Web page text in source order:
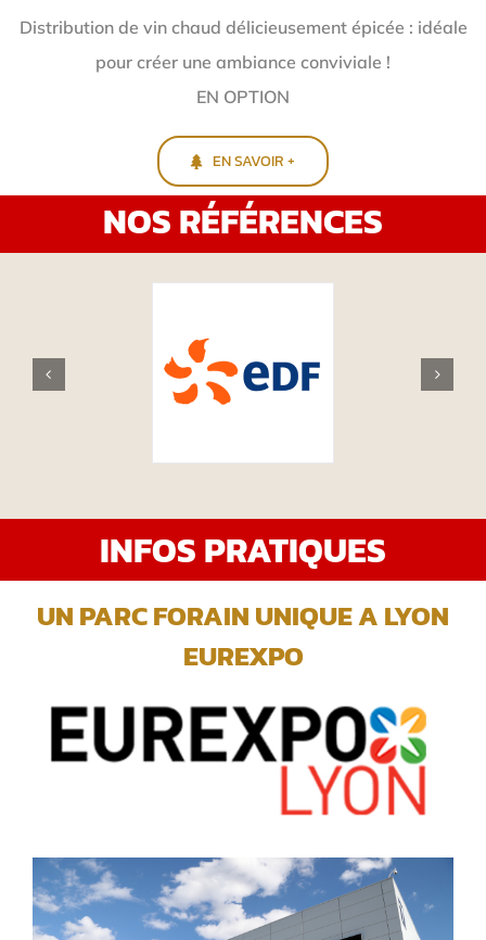
Distribution de vin chaud délicieusement épicée : idéale
pour créer une ambiance conviviale !
EN OPTION
EN SAVOIR +
NOS RÉFÉRENCES
INFOS PRATIQUES
UN PARC FORAIN UNIQUE A LYON
EUREXPO